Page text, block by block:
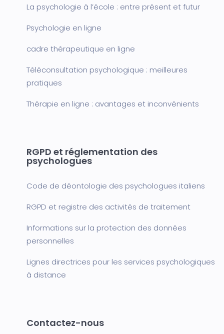
La psychologie à l’école : entre présent et futur
Psychologie en ligne
cadre thérapeutique en ligne
Téléconsultation psychologique : meilleures
pratiques
Thérapie en ligne : avantages et inconvénients
RGPD et réglementation des
psychologues
Code de déontologie des psychologues italiens
RGPD et registre des activités de traitement
Informations sur la protection des données
personnelles
Lignes directrices pour les services psychologiques
à distance
Contactez-nous